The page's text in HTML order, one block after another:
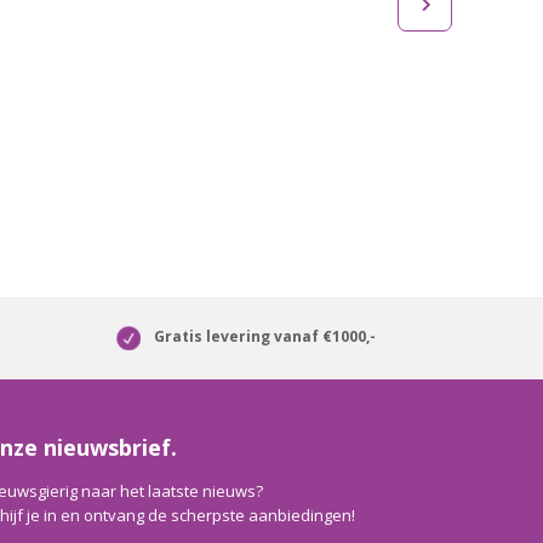
Gratis levering vanaf €1000,-
nieuwsbrief.
naar het laatste nieuws?
je in en ontvang de scherpste aanbiedingen!